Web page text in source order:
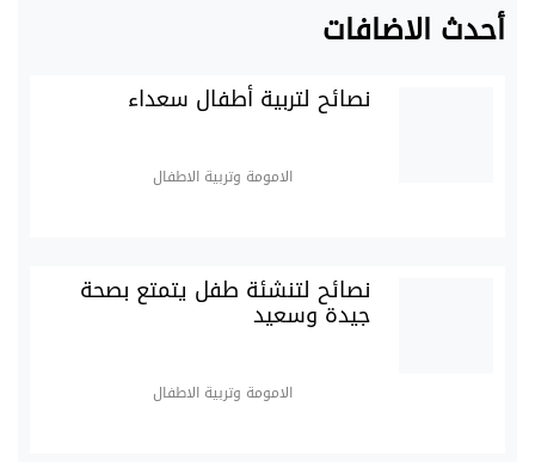
أحدث الاضافات
نصائح لتربية أطفال سعداء
الامومة وتربية الاطفال
نصائح لتنشئة طفل يتمتع بصحة
جيدة وسعيد
الامومة وتربية الاطفال